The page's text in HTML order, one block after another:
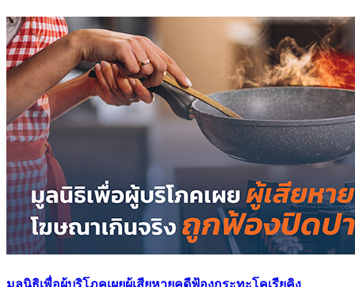
มูลนิธิเพื่อผู้บริโภคเผยผู้เสียหายคดีฟ้องกระทะโคเรียคิง